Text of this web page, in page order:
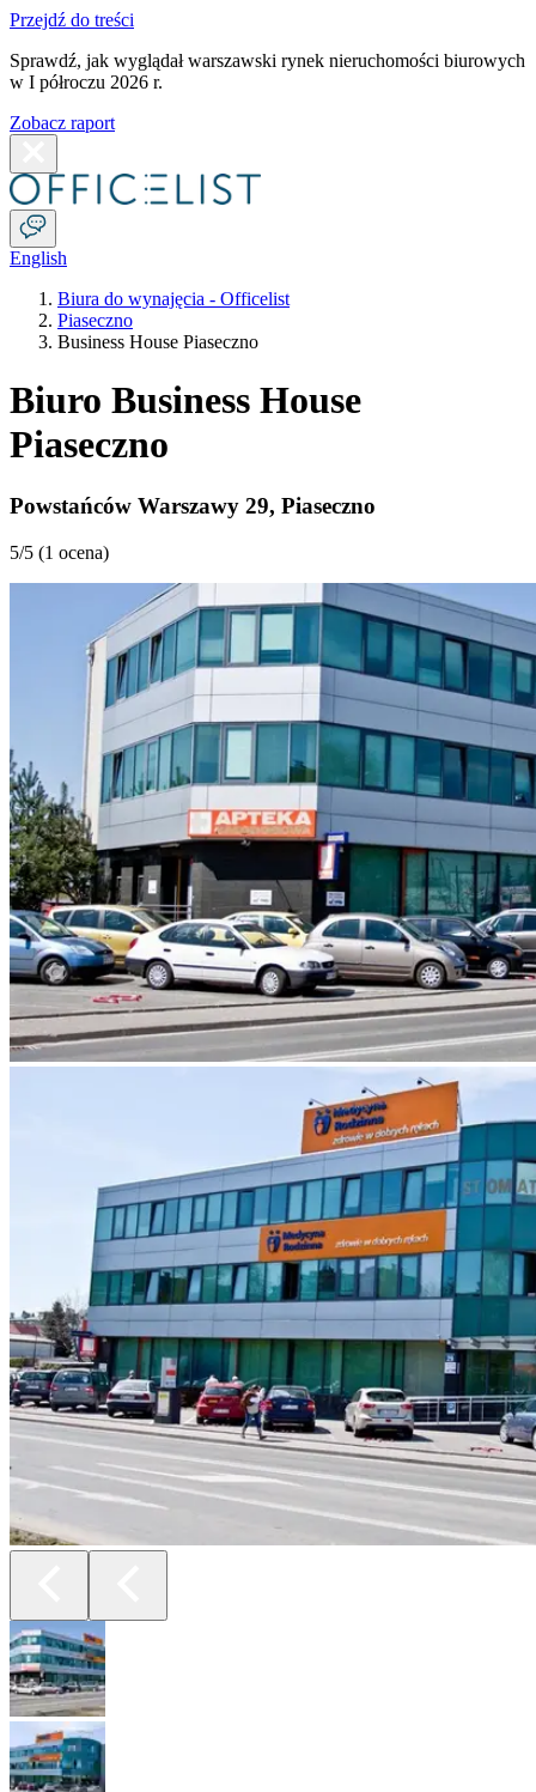
Przejdź do treści
Sprawdź, jak wyglądał warszawski rynek nieruchomości biurowych
w I półroczu 2026 r.
Zobacz raport
English
Biura do wynajęcia - Officelist
Piaseczno
Business House Piaseczno
Biuro Business House
Piaseczno
Powstańców Warszawy 29, Piaseczno
5/5 (1 ocena)